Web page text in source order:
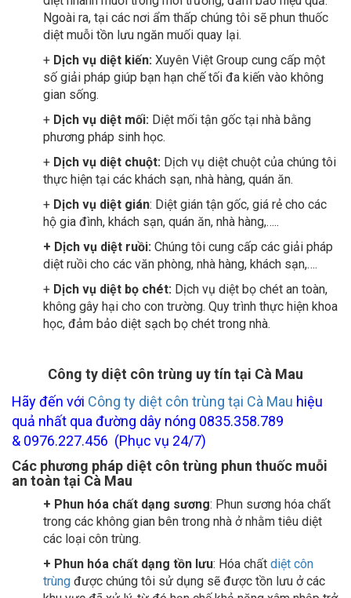
Ngoài ra, tại các nơi ẩm thấp chúng tôi sẽ phun thuốc
diệt muỗi tồn lưu ngăn muối quay lại.
Dịch vụ diệt kiến:
Xuyên Việt Group cung cấp một
số giải pháp giúp bạn hạn chế tối đa kiến vào không
gian sống.
Dịch vụ diệt mối: Diệt mối tận gốc tại nhà bằng
phương pháp sinh học.
Dịch vụ diệt chuột:
Dịch vụ diệt chuột của chúng tôi
thực hiện tại các khách sạn, nhà hàng, quán ăn.
Dịch vụ diệt gián
: Diệt gián tận gốc, giá rẻ cho các
hộ gia đình, khách sạn, quán ăn, nhà hàng,…..
+ Dịch vụ diệt ruồi: Chúng tôi cung cấp các giải pháp
diệt ruồi cho các văn phòng, nhà hàng, khách sạn,….
Dịch vụ diệt bọ chét:
Dịch vụ diệt bọ chét an toàn,
không gây hại cho con trường. Quy trình thực hiện khoa
học, đảm bảo diệt sạch bọ chét trong nhà.
Công ty diệt côn trùng uy tín tại Cà Mau
Hãy đến với Công ty diệt côn trùng tại Cà Mau
hiệu
quả nhất qua đường dây nóng 0835.358.789
& 0976.227.456 (Phục vụ 24/7)
Các phương pháp diệt côn trùng phun thuốc muỗi
an toàn tại Cà Mau
+ Phun hóa chất dạng sương
: Phun sương hóa chất
trong các không gian bên trong nhà ở nhằm tiêu diệt
các loại côn trùng.
+ Phun hóa chất dạng tồn lưu
: Hóa chất
diệt côn
trùngđược chúng tôi sử dụng sẽ được tồn lưu ở các
khu vực đã xử lý, từ đó hạn chế khả năng xâm nhập trở